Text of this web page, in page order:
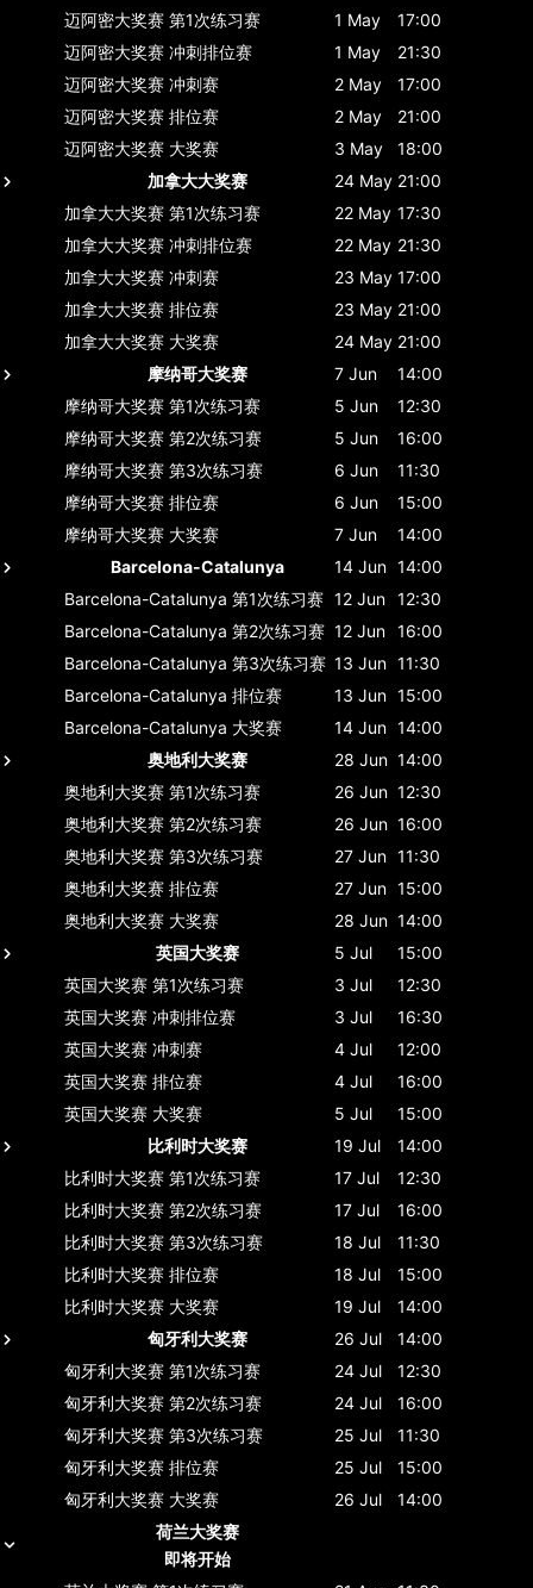
迈阿密大奖赛 第1次练习赛 1 May
17:00
迈阿密大奖赛 冲刺排位赛 1 May
21:30
迈阿密大奖赛 冲刺赛 2 May
17:00
迈阿密大奖赛 排位赛 2 May
21:00
迈阿密大奖赛 大奖赛 3 May
18:00
加拿大大奖赛
24 May 21:00
加拿大大奖赛 第1次练习赛 22 May 17:30
加拿大大奖赛 冲刺排位赛 22 May 21:30
加拿大大奖赛 冲刺赛 23 May 17:00
加拿大大奖赛 排位赛 23 May 21:00
加拿大大奖赛 大奖赛 24 May 21:00
摩纳哥大奖赛
7 Jun
14:00
摩纳哥大奖赛 第1次练习赛 5 Jun
12:30
摩纳哥大奖赛 第2次练习赛 5 Jun
16:00
摩纳哥大奖赛 第3次练习赛 6 Jun
11:30
摩纳哥大奖赛 排位赛 6 Jun
15:00
摩纳哥大奖赛 大奖赛 7 Jun
14:00
Barcelona-Catalunya
14 Jun 14:00
Barcelona-Catalunya 第1次练习赛 12 Jun 12:30
Barcelona-Catalunya 第2次练习赛 12 Jun 16:00
Barcelona-Catalunya 第3次练习赛 13 Jun 11:30
Barcelona-Catalunya 排位赛 13 Jun 15:00
Barcelona-Catalunya 大奖赛 14 Jun 14:00
奥地利大奖赛
28 Jun 14:00
奥地利大奖赛 第1次练习赛 26 Jun 12:30
奥地利大奖赛 第2次练习赛 26 Jun 16:00
奥地利大奖赛 第3次练习赛 27 Jun 11:30
奥地利大奖赛 排位赛 27 Jun 15:00
奥地利大奖赛 大奖赛 28 Jun 14:00
英国大奖赛
5 Jul
15:00
英国大奖赛 第1次练习赛 3 Jul
12:30
英国大奖赛 冲刺排位赛 3 Jul
16:30
英国大奖赛 冲刺赛 4 Jul
12:00
英国大奖赛 排位赛 4 Jul
16:00
英国大奖赛 大奖赛 5 Jul
15:00
比利时大奖赛
19 Jul
14:00
比利时大奖赛 第1次练习赛 17 Jul
12:30
比利时大奖赛 第2次练习赛 17 Jul
16:00
比利时大奖赛 第3次练习赛 18 Jul
11:30
比利时大奖赛 排位赛 18 Jul
15:00
比利时大奖赛 大奖赛 19 Jul
14:00
匈牙利大奖赛
26 Jul
14:00
匈牙利大奖赛 第1次练习赛 24 Jul
12:30
匈牙利大奖赛 第2次练习赛 24 Jul
16:00
匈牙利大奖赛 第3次练习赛 25 Jul
11:30
匈牙利大奖赛 排位赛 25 Jul
15:00
匈牙利大奖赛 大奖赛 26 Jul
14:00
荷兰大奖赛
即将开始